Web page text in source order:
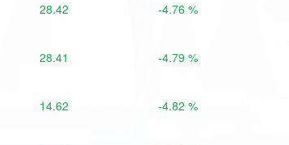
28.42 -4.76 %
28.41 -4.79 %
14.62 -4.82 %